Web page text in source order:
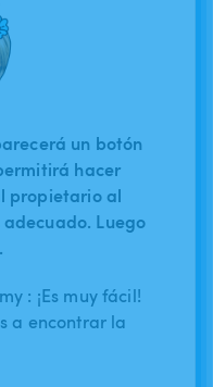
un botón
hacer
propietario al
Luego
: ¡Es muy fácil!
a encontrar la